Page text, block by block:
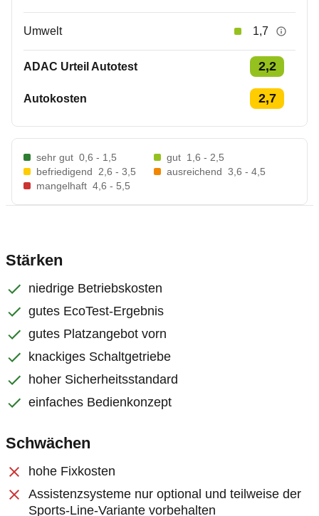
Umwelt 1,7
ADAC Urteil Autotest 2,2
Autokosten 2,7
sehr gut 0,6 - 1,5 gut 1,6 - 2,5
befriedigend
2,6 - 3,5 ausreichend 3,6 - 4,5
mangelhaft 4,6 - 5,5
Stärken
niedrige Betriebskosten
gutes EcoTest-Ergebnis
gutes Platzangebot vorn
knackiges Schaltgetriebe
hoher Sicherheitsstandard
einfaches Bedienkonzept
Schwächen
hohe Fixkosten
Assistenzsysteme nur optional und teilweise der
Sports-Line-Variante vorbehalten